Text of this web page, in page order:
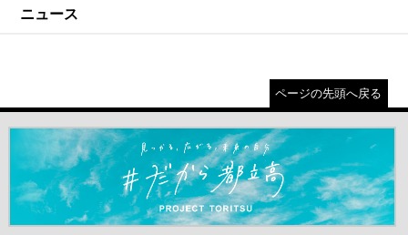
ニュース
ページの先頭へ戻る
＃だから都立高（別ウインドウが開きます）